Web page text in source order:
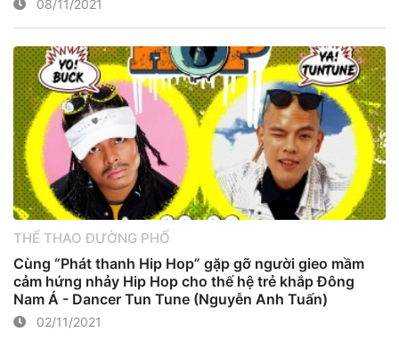
08/11/2021
THỂ THAO ĐƯỜNG PHỐ
Cùng “Phát thanh Hip Hop” gặp gỡ người gieo mầm
cảm hứng nhảy Hip Hop cho thế hệ trẻ khắp Đông
Nam Á - Dancer Tun Tune (Nguyễn Anh Tuấn)
02/11/2021